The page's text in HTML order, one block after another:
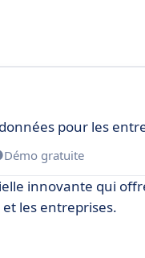
pour les
Démo gratuite
innovante qui
les entreprises.